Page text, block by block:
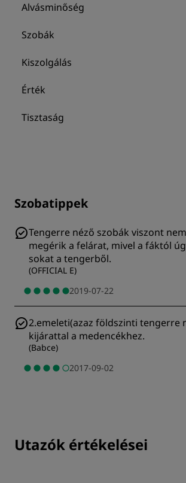
Alvásminőség
Szobák
Kiszolgálás
Érték
Tisztaság
Szobatippek
Tengerre néző szobák viszont
megérik a felárat, mivel a fáktól
sokat a tengerből.
(OFFICIAL E)
2019-07-22
2.emeleti(azaz földszinti tengerre
kijárattal a medencékhez.
(Babce)
2017-09-02
Utazók értékelései